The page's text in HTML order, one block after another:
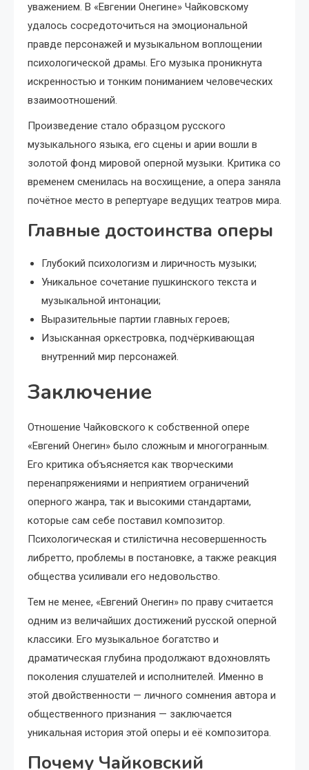
уважением. В «Евгении Онегине» Чайковскому
удалось сосредоточиться на эмоциональной
правде персонажей и музыкальном воплощении
психологической драмы. Его музыка проникнута
искренностью и тонким пониманием человеческих
взаимоотношений.
Произведение стало образцом русского
музыкального языка, его сцены и арии вошли в
золотой фонд мировой оперной музыки. Критика со
временем сменилась на восхищение, а опера заняла
почётное место в репертуаре ведущих театров мира.
Главные достоинства оперы
Глубокий психологизм и лиричность музыки;
Уникальное сочетание пушкинского текста и
музыкальной интонации;
Выразительные партии главных героев;
Изысканная оркестровка, подчёркивающая
внутренний мир персонажей.
Заключение
Отношение Чайковского к собственной опере
«Евгений Онегин» было сложным и многогранным.
Его критика объясняется как творческими
перенапряжениями и неприятием ограничений
оперного жанра, так и высокими стандартами,
которые сам себе поставил композитор.
Психологическая и стилістична несовершенность
либретто, проблемы в постановке, а также реакция
общества усиливали его недовольство.
Тем не менее, «Евгений Онегин» по праву считается
одним из величайших достижений русской оперной
классики. Его музыкальное богатство и
драматическая глубина продолжают вдохновлять
поколения слушателей и исполнителей. Именно в
этой двойственности — личного сомнения автора и
общественного признания — заключается
уникальная история этой оперы и её композитора.
Почему Чайковский